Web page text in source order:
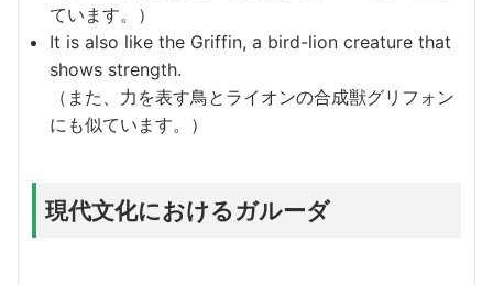
ています。）
It is also like the Griffin, a bird-lion creature that
shows strength.
（また、力を表す鳥とライオンの合成獣グリフォン
にも似ています。）
現代文化におけるガルーダ